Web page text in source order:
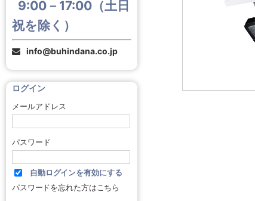
9:00－17:00（土日
祝を除く）
info@buhindana.co.jp
ログイン
メールアドレス
パスワード
自動ログインを有効にする
パスワードを忘れた方はこちら